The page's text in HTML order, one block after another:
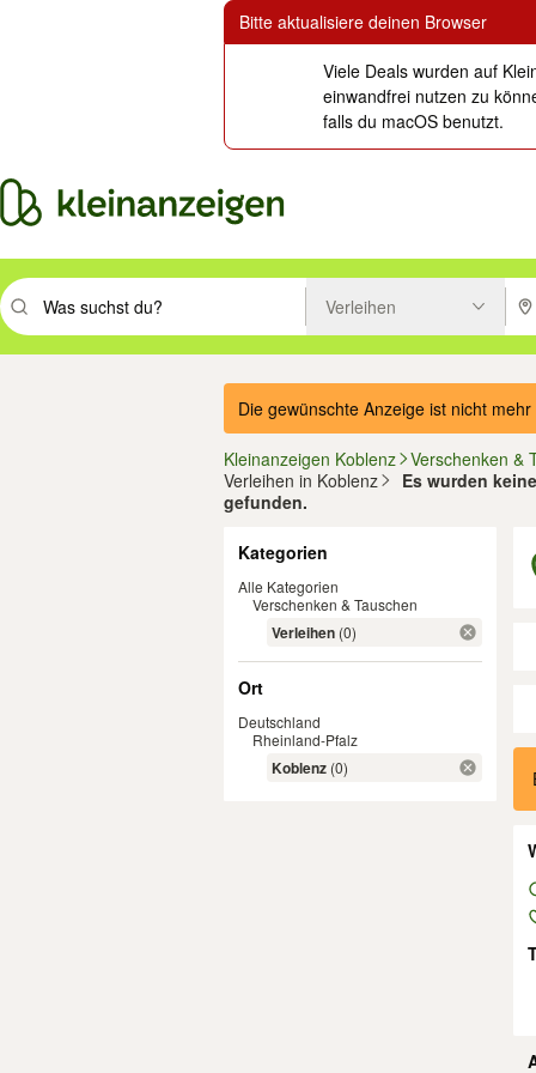
Bitte aktualisiere deinen Browser
Viele Deals wurden auf
einwandfrei nutzen zu
falls du macOS benutzt.
Suchbegriff eingeben. Eingabetaste drücken um zu suchen, oder
Verleihen
Die gewünschte Anzeige ist nicht
Kleinanzeigen Koblenz Verschenken &
Verleihen in Koblenz
Es wurden
gefunden.
Kategorien
Alle Kategorien
Verschenken & Tauschen
Verleihen (0)
Ort
Deutschland
Rheinland-Pfalz
Koblenz (0)